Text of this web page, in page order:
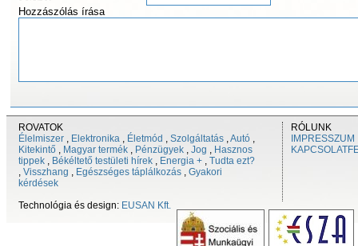
Hozzászólás írása
ROVATOK
Élelmiszer , Elektronika , Életmód , Szolgáltatás ,Autó ,
Kitekintő , Magyar termék , Pénzügyek , Jog , Hasznos
tippek , Békéltető testületi hírek , Energia + , Tudta ezt?
, Visszhang , Egészséges táplálkozás , Gyakori
kérdések
Technológia és design: EUSAN Kft.
RÓLUNK
IMPRESSZUM